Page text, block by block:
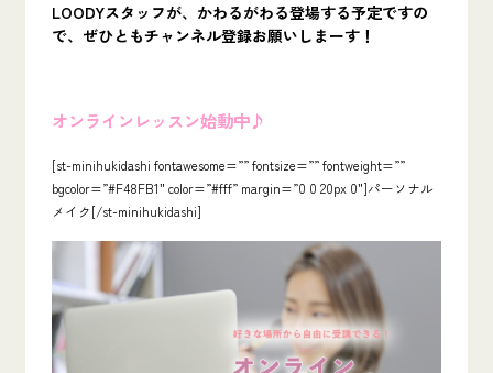
LOODYスタッフが、かわるがわる登場する予定ですの
で、ぜひともチャンネル登録お願いしまーす！
オンラインレッスン始動中♪
[st-minihukidashi fontawesome=”” fontsize=”” fontweight=””
bgcolor=”#F48FB1″ color=”#fff” margin=”0 0 20px 0″]パーソナル
メイク[/st-minihukidashi]